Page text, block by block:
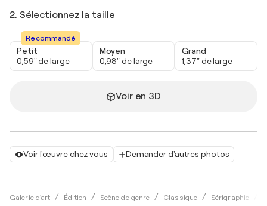
Voir l'œuvre chez vous Demander d'autres photos
Galerie d'art Édition Scène de genre Classique Sérigraphie
2. Sélectionnez la taille
Recommandé
Petit
0,59" de large
Moyen
0,98" de large
Grand
1,37" de large
Voir en 3D